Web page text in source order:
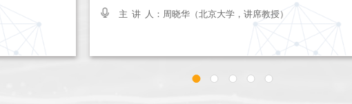
主 讲 人：周晓华（北京大学，讲席教授）
主 讲 人：吴正楷、申百宁、张艳